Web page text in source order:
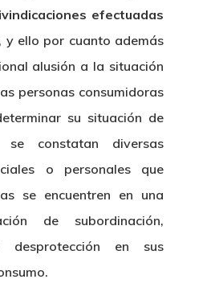
efectuadas
, y ello por cuanto además
alusión a la situación
personas consumidoras
su situación de
se constatan diversas
o personales que
se encuentren en una
de subordinación,
desprotección en sus